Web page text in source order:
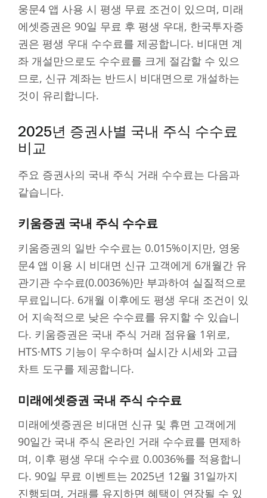
웅문4 앱 사용 시 평생 무료 조건이 있으며, 미래
에셋증권은 90일 무료 후 평생 우대, 한국투자증
권은 평생 우대 수수료를 제공합니다. 비대면 계
좌 개설만으로도 수수료를 크게 절감할 수 있으
므로, 신규 계좌는 반드시 비대면으로 개설하는
것이 유리합니다.
2025년 증권사별 국내 주식 수수료
비교
주요 증권사의 국내 주식 거래 수수료는 다음과
같습니다.
키움증권 국내 주식 수수료
키움증권의 일반 수수료는 0.015%이지만, 영웅
문4 앱 이용 시 비대면 신규 고객에게 6개월간 유
관기관 수수료(0.0036%)만 부과하여 실질적으로
무료입니다. 6개월 이후에도 평생 우대 조건이 있
어 지속적으로 낮은 수수료를 유지할 수 있습니
다. 키움증권은 국내 주식 거래 점유율 1위로,
HTS·MTS 기능이 우수하며 실시간 시세와 고급
차트 도구를 제공합니다.
미래에셋증권 국내 주식 수수료
미래에셋증권은 비대면 신규 및 휴면 고객에게
90일간 국내 주식 온라인 거래 수수료를 면제하
며, 이후 평생 우대 수수료 0.0036%를 적용합니
다. 90일 무료 이벤트는 2025년 12월 31일까지
진행되며, 거래를 유지하면 혜택이 연장될 수 있